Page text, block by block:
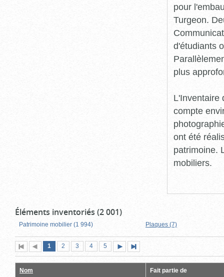
pour
Turgeon.
d'étudiants
plus
L'Inventaire
compte
ont été
patrimoine.
mobiliers.
Éléments inventoriés (2 001)
Patrimoine mobilier (1 994) Plaques (7)
Première
page
Page
précédente
Page
1 (page
actuelle)
Page
2 Page
3 Page
4 Page
5
suivante
page
Nom Fait partie de